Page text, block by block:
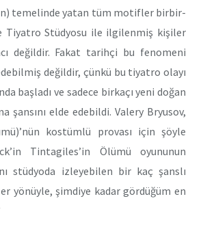
temelinde yatan tüm motifler birbir­
Stüdyosu ile ilgilenmiş kişiler
değildir. Fakat tarihçi bu fenomeni
değildir, çünkü bu tiyatro olayı
başladı ve sa­dece birkaçı yeni doğan
şansını elde edebildi. Valery Bryusov,
kostümlü provası için şöy­le
Tintagiles’in Ölümü oyununun
stüdyoda izleyebilen bir kaç şanslı
yönüy­le, şimdiye kadar gördüğüm en